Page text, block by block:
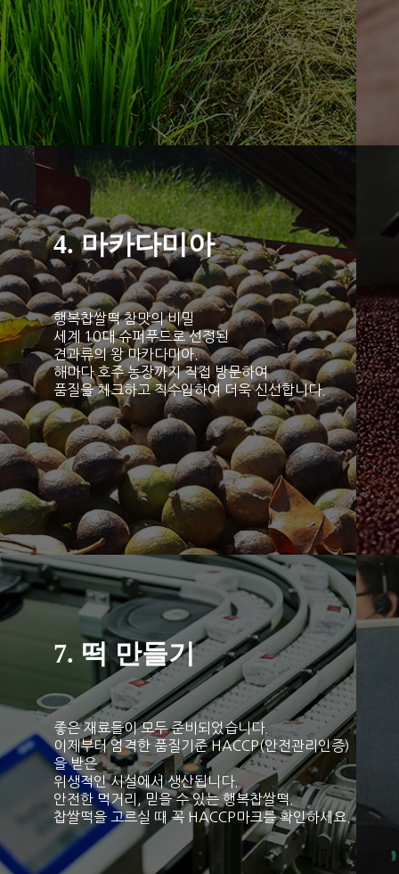
4. 마카다미아
행복찹쌀떡 참맛의 비밀
세계 10대 슈퍼푸드로 선정된
견과류의 왕 마카다미아.
해마다 호주 농장까지 직접 방문하여
품질을 체크하고 직수입하여 더욱 신선합니다.
7. 떡 만들기
좋은 재료들이 모두 준비되었습니다.
이제부터 엄격한 품질기준 HACCP(안전관리인증)
을 받은
위생적인 시설에서 생산됩니다.
안전한 먹거리, 믿을 수 있는 행복찹쌀떡.
찹쌀떡을 고르실 때 꼭 HACCP마크를 확인하세요.